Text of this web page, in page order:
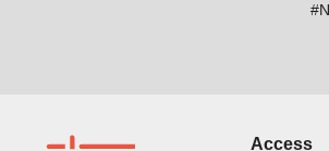
Access